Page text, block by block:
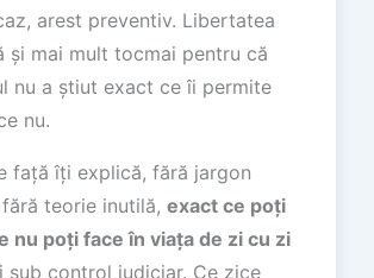
arest preventiv. Libertatea
și mai mult tocmai pentru că
nu a știut exact ce îi permite
nu.
față îți explică, fără jargon
teorie inutilă, exact ce poți
nu poți face în viața de zi cu zi
sub control judiciar. Ce zice